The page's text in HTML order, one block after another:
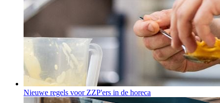
Nieuwe regels voor ZZP'ers in de horeca